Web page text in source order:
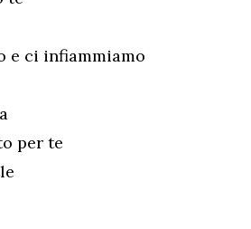
e ci infiammiamo
per te